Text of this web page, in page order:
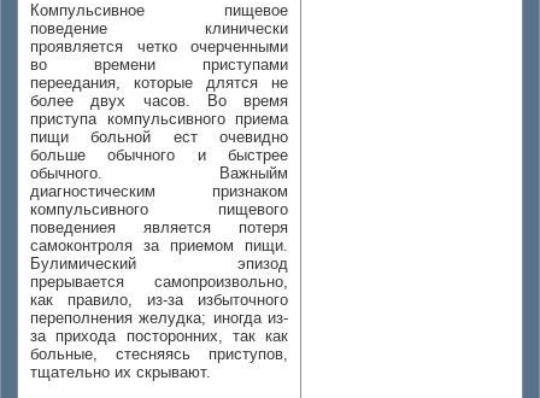
Компульсивное пищевое
поведение клинически
проявляется четко очерченными
во времени приступами
переедания, которые длятся не
более двух часов. Во время
приступа компульсивного приема
пищи больной ест очевидно
больше обычного и быстрее
обычного. Важныйм
диагностическим признаком
компульсивного пищевого
поведениея является потеря
самоконтроля за приемом пищи.
Булимический эпизод
прерывается самопроизвольно,
как правило, из-за избыточного
переполнения желудка; иногда из-
за прихода посторонних, так как
больные, стесняясь приступов,
тщательно их скрывают.